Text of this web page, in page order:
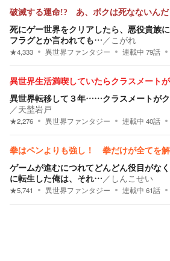
破滅する運命!? あ、ボクは死なないん
死にゲー世界をクリアしたら、悪役貴族
フラグとか言われても… ／ こがれ
★4,333 異世界ファンタジー 連載中 79話
異世界生活満喫していたらクラスメート
異世界転移して３年……クラスメートが
／天埜岩戸
★2,276 異世界ファンタジー 連載中 40話
拳はペンよりも強し！ 拳だけが全てを解
ゲームが進むにつれてどんどん役目がな
に転生した俺は、それ… ／ しんこせい
★5,741 異世界ファンタジー 連載中 61話